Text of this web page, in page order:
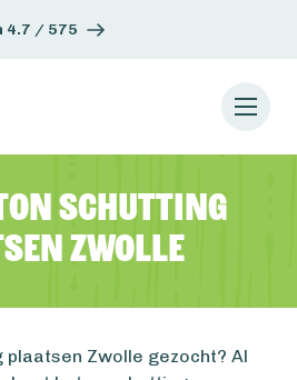
4.7 / 575
schutting
Zwolle
plaatsen Zwolle gezocht? Al